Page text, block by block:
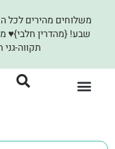
משלוחים מהירים לכל
תקווה-